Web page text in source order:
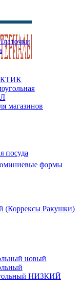
магазинов
посуда
формы
(Коррексы Ракушки)
новый
НИЗКИЙ